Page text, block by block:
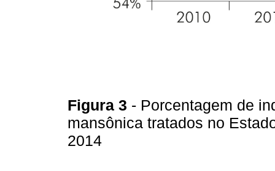
Figura 3 - Porcentagem de
mansônica tratados no
2014